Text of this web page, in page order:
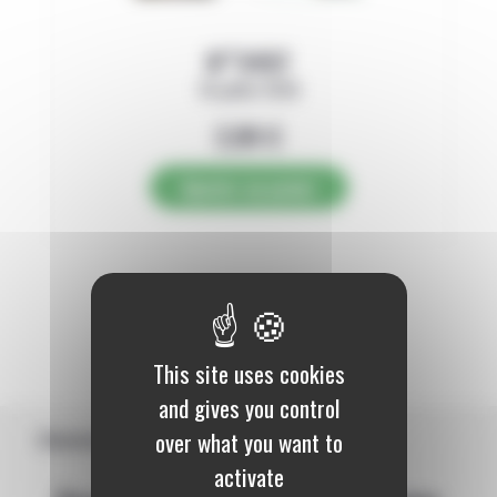
N°3497
2,89€
This site uses cookies
and gives you control
over what you want to
activate